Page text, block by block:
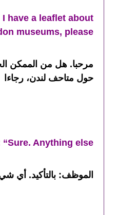
I have a leaflet about
museums, please.”
مرحبا. هل من الممكن
حول متاحف لندن، رجاءا
“Sure. Anything else
الموظف: بالتأكيد. أي